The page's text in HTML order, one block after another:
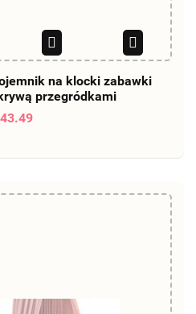
na klocki zabawki
przegródkami
43.49